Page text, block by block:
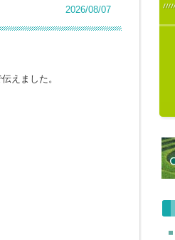
2026/08/07
えました。